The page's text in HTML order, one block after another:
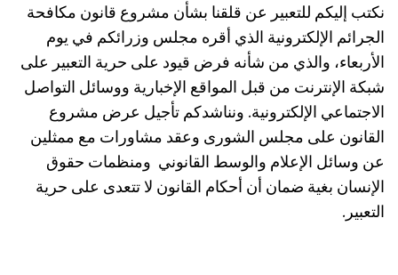
نكتب إليكم للتعبير عن قلقنا بشأن مشروع قانون مكافحة
الجرائم الإلكترونية الذي أقره مجلس وزرائكم في يوم
الأربعاء، والذي من شأنه فرض قيود على حرية التعبير على
شبكة الإنترنت من قبل المواقع الإخبارية ووسائل التواصل
الاجتماعي الإلكترونية. ونناشدكم تأجيل عرض مشروع
القانون على مجلس الشورى وعقد مشاورات مع ممثلين
عن وسائل الإعلام والوسط القانوني ومنظمات حقوق
الإنسان بغية ضمان أن أحكام القانون لا تتعدى على حرية
التعبير.